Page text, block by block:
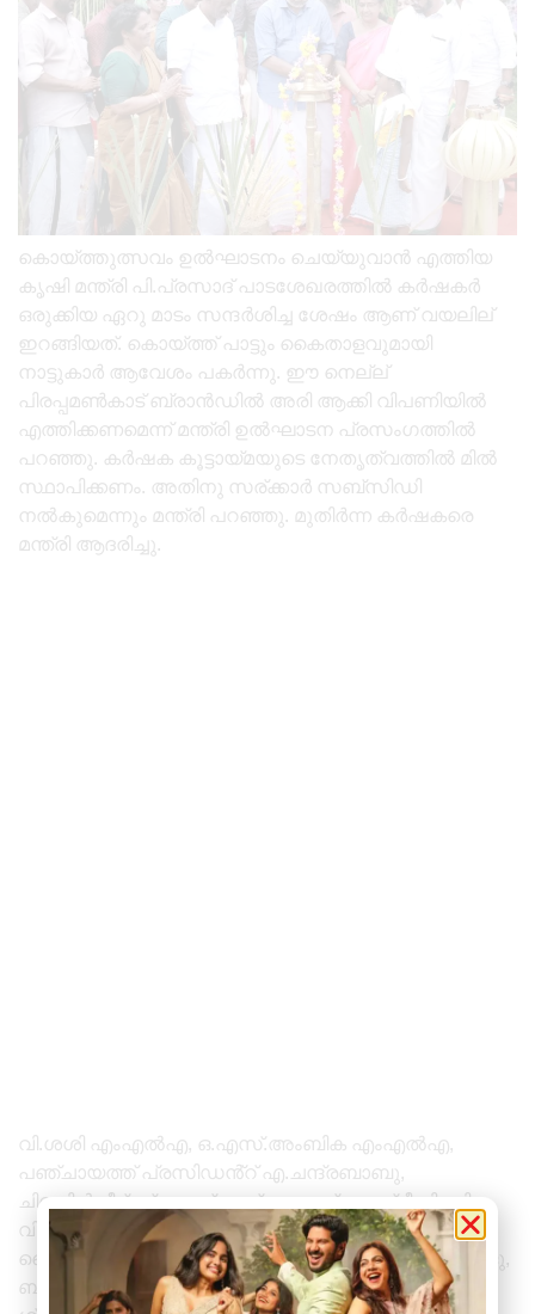
കൊയ്ത്തുത്സവം ഉൽഘാടനം ചെയ്യുവാൻ എത്തിയ
കൃഷി മന്ത്രി പി.പ്രസാദ് പാടശേഖരത്തിൽ കർഷകർ
ഒരുക്കിയ ഏറു മാടം സന്ദർശിച്ച ശേഷം ആണ് വയലില്
ഇറങ്ങിയത്. കൊയ്ത്ത് പാട്ടും കൈതാളവുമായി
നാട്ടുകാർ ആവേശം പകർന്നു. ഈ നെല്ല്
പിരപ്പമൺകാട് ബ്രാൻഡിൽ അരി ആക്കി വിപണിയിൽ
എത്തിക്കണമെന്ന് മന്ത്രി ഉൽഘാടന പ്രസംഗത്തിൽ
പറഞ്ഞു. കർഷക കൂട്ടായ്മയുടെ നേതൃത്വത്തിൽ മിൽ
സ്ഥാപിക്കണം. അതിനു സര്ക്കാർ സബ്സിഡി
നൽകുമെന്നും മന്ത്രി പറഞ്ഞു. മുതിർന്ന കർഷകരെ
മന്ത്രി ആദരിച്ചു.
വി.ശശി എംഎൽഎ, ഒ.എസ്.അംബിക എംഎൽഎ,
പഞ്ചായത്ത് പ്രസിഡൻ്റ് എ.ചന്ദ്രബാബു,
ചിറയിൻകീഴ് ബ്ലോക്ക് പഞ്ചായത്ത് ജയശ്രീ പി.സി,
വിഷ്ണു രവീന്ദ്രൻ, സാബു.വി.ആർ, രതീഷ് രവീന്ദ്രൻ,
ഷൈനി, ബിജു, മോഹൻദാസ്, അർച്ചന, കോരാണി വിജു,
ബി.രാജീവ്, ശരുണ് കുമാർ, ജാസ്മിൻ, ശിവപ്രസാദ്,